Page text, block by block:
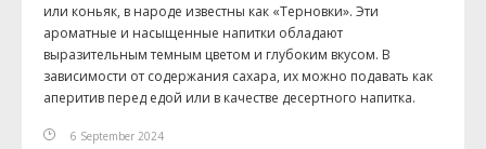
или коньяк, в народе известны как «Терновки». Эти
ароматные и насыщенные напитки обладают
выразительным темным цветом и глубоким вкусом. В
зависимости от содержания сахара, их можно подавать как
аперитив перед едой или в качестве десертного напитка.
6 September 2024